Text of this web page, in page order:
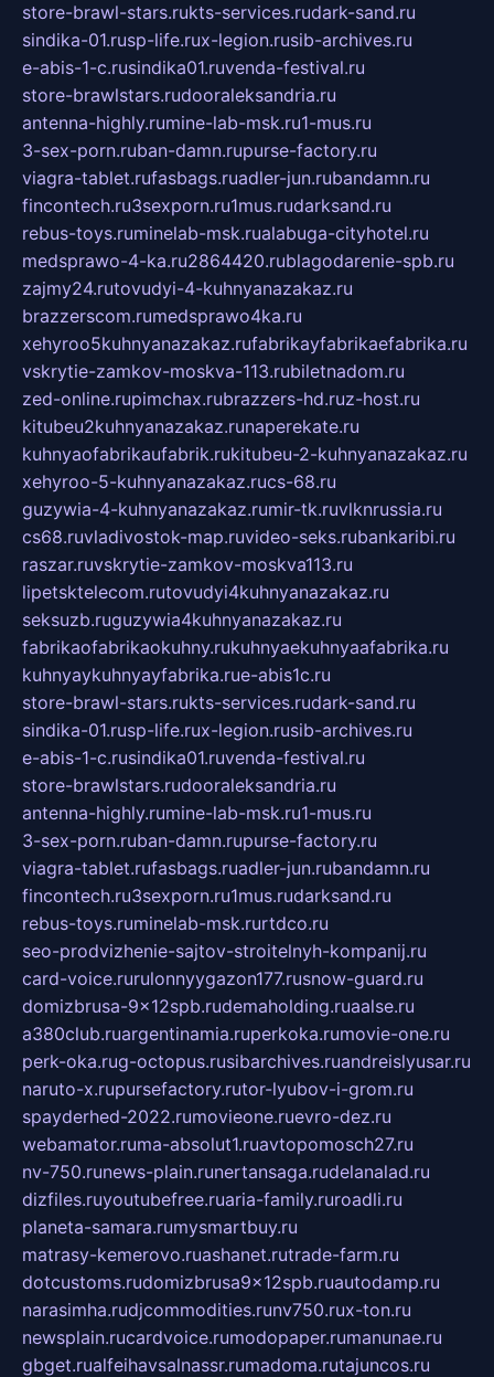
store-brawl-stars.rukts-services.rudark-sand.ru
sindika-01.rusp-life.rux-legion.rusib-archives.ru
e-abis-1-c.rusindika01.ruvenda-festival.ru
store-brawlstars.rudooraleksandria.ru
antenna-highly.rumine-lab-msk.ru1-mus.ru
3-sex-porn.ruban-damn.rupurse-factory.ru
viagra-tablet.rufasbags.ruadler-jun.rubandamn.ru
fincontech.ru3sexporn.ru1mus.rudarksand.ru
rebus-toys.ruminelab-msk.rualabuga-cityhotel.ru
medsprawo-4-ka.ru2864420.rublagodarenie-spb.ru
zajmy24.rutovudyi-4-kuhnyanazakaz.ru
brazzerscom.rumedsprawo4ka.ru
xehyroo5kuhnyanazakaz.rufabrikayfabrikaefabrika.ru
vskrytie-zamkov-moskva-113.rubiletnadom.ru
zed-online.rupimchax.rubrazzers-hd.ruz-host.ru
kitubeu2kuhnyanazakaz.runaperekate.ru
kuhnyaofabrikaufabrik.rukitubeu-2-kuhnyanazakaz.ru
xehyroo-5-kuhnyanazakaz.rucs-68.ru
guzywia-4-kuhnyanazakaz.rumir-tk.ruvlknrussia.ru
cs68.ruvladivostok-map.ruvideo-seks.rubankaribi.ru
raszar.ruvskrytie-zamkov-moskva113.ru
lipetsktelecom.rutovudyi4kuhnyanazakaz.ru
seksuzb.ruguzywia4kuhnyanazakaz.ru
fabrikaofabrikaokuhny.rukuhnyaekuhnyaafabrika.ru
kuhnyaykuhnyayfabrika.rue-abis1c.ru
store-brawl-stars.rukts-services.rudark-sand.ru
sindika-01.rusp-life.rux-legion.rusib-archives.ru
e-abis-1-c.rusindika01.ruvenda-festival.ru
store-brawlstars.rudooraleksandria.ru
antenna-highly.rumine-lab-msk.ru1-mus.ru
3-sex-porn.ruban-damn.rupurse-factory.ru
viagra-tablet.rufasbags.ruadler-jun.rubandamn.ru
fincontech.ru3sexporn.ru1mus.rudarksand.ru
rebus-toys.ruminelab-msk.rurtdco.ru
seo-prodvizhenie-sajtov-stroitelnyh-kompanij.ru
card-voice.rurulonnyygazon177.rusnow-guard.ru
domizbrusa-9x12spb.rudemaholding.ruaalse.ru
a380club.ruargentinamia.ruperkoka.rumovie-one.ru
perk-oka.rug-octopus.rusibarchives.ruandreislyusar.ru
naruto-x.rupursefactory.rutor-lyubov-i-grom.ru
spayderhed-2022.rumovieone.ruevro-dez.ru
webamator.ruma-absolut1.ruavtopomosch27.ru
nv-750.runews-plain.runertansaga.rudelanalad.ru
dizfiles.ruyoutubefree.ruaria-family.ruroadli.ru
planeta-samara.rumysmartbuy.ru
matrasy-kemerovo.ruashanet.rutrade-farm.ru
dotcustoms.rudomizbrusa9x12spb.ruautodamp.ru
narasimha.rudjcommodities.runv750.rux-ton.ru
newsplain.rucardvoice.rumodopaper.rumanunae.ru
gbget.rualfeihavsalnassr.rumadoma.rutajuncos.ru